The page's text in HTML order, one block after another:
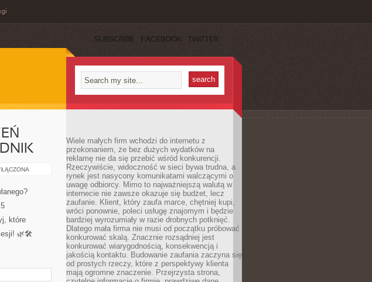
SUBSCRIBE FACEBOOK TWITTER
które
🌿🛠️
Wiele małych firm wchodzi do internetu z
przekonaniem, że bez dużych wydatków na
reklamę nie da się przebić wśród konkurencji.
Rzeczywiście, widoczność w sieci bywa trudna, a
rynek jest nasycony komunikatami walczącymi o
uwagę odbiorcy. Mimo to najważniejszą walutą w
internecie nie zawsze okazuje się budżet, lecz
zaufanie. Klient, który zaufa marce, chętniej kupi,
wróci ponownie, poleci usługę znajomym i będzie
bardziej wyrozumiały w razie drobnych potknięć.
Dlatego mała firma nie musi od początku próbować
konkurować skalą. Znacznie rozsądniej jest
konkurować wiarygodnością, konsekwencją i
jakością kontaktu. Budowanie zaufania zaczyna się
od prostych rzeczy, które z perspektywy klienta
mają ogromne znaczenie. Przejrzysta strona,